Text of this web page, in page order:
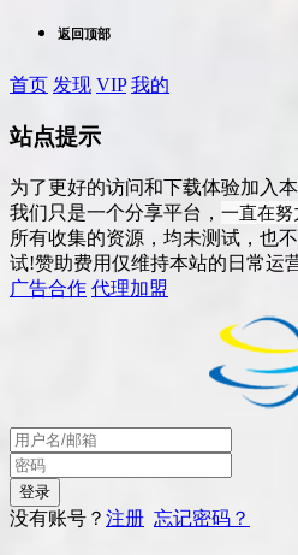
返回顶部
首页 发现 VIP 我的
站点提示
为了更好的访问和下载体验加入
我们只是一个分享平台， 一直在努
所有收集的资源，均未测试，也
试!赞助费用仅维持本站的日常运
广告合作 代理加盟
没有账号？ 注册 忘记密码？